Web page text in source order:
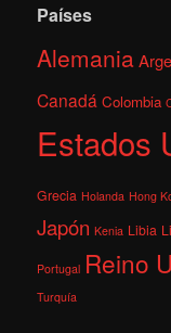
Países
Alemania
Canadá Colombia
Estados
Grecia Holanda Hong
Japón Kenia Libia
Portugal Reino
Turquía